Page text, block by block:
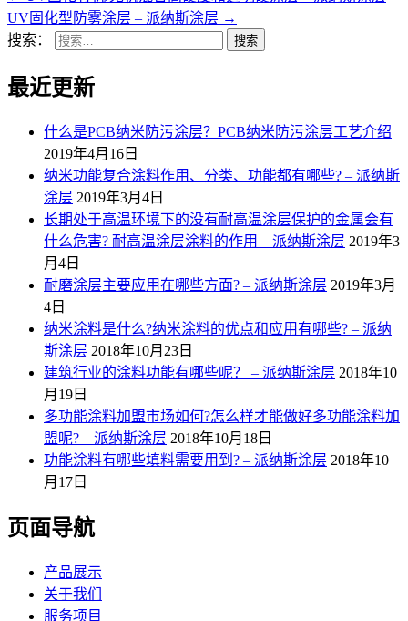
UV固化型防雾涂层 – 派纳斯涂层 →
搜索：
最近更新
什么是PCB纳米防污涂层？PCB纳米防污涂层工艺介绍
2019年4月16日
纳米功能复合涂料作用、分类、功能都有哪些? – 派纳斯
涂层 2019年3月4日
长期处于高温环境下的没有耐高温涂层保护的金属会有
什么危害? 耐高温涂层涂料的作用 – 派纳斯涂层 2019年3
月4日
耐磨涂层主要应用在哪些方面? – 派纳斯涂层 2019年3月
4日
纳米涂料是什么?纳米涂料的优点和应用有哪些? – 派纳
斯涂层 2018年10月23日
建筑行业的涂料功能有哪些呢？ – 派纳斯涂层 2018年10
月19日
多功能涂料加盟市场如何?怎么样才能做好多功能涂料加
盟呢? – 派纳斯涂层 2018年10月18日
功能涂料有哪些填料需要用到? – 派纳斯涂层 2018年10
月17日
页面导航
产品展示
关于我们
服务项目